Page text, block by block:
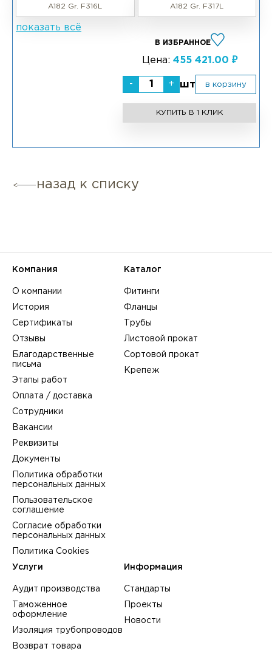
A182 Gr. F316L A182 Gr. F317L
показать всё
В ИЗБРАННОЕ
Цена: 455 421.00 ₽
- + шт в корзину
КУПИТЬ В 1 КЛИК
назад к списку
Компания
О компании
История
Сертификаты
Отзывы
Благодарственные
письма
Этапы работ
Оплата / доставка
Сотрудники
Вакансии
Реквизиты
Документы
Политика обработки
персональных данных
Пользовательское
соглашение
Согласие обработки
персональных данных
Политика Cookies
Каталог
Фитинги
Фланцы
Трубы
Листовой прокат
Сортовой прокат
Крепеж
Услуги
Аудит производства
Таможенное
оформление
Изоляция трубопроводов
Возврат товара
Информация
Стандарты
Проекты
Новости